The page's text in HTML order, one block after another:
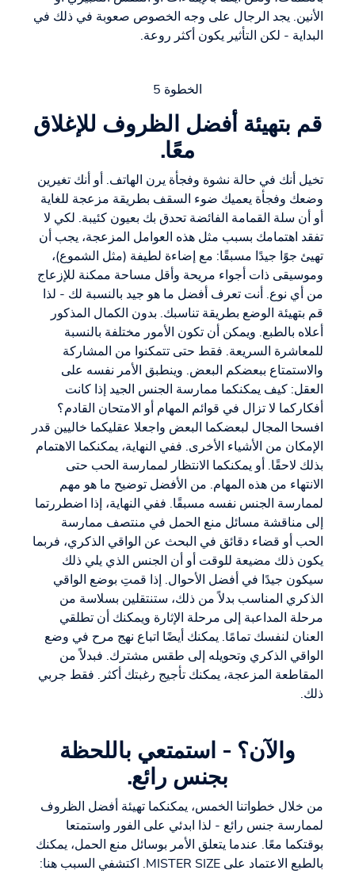
الأنين. يجد الرجال على وجه الخصوص صعوبة في ذلك في
البداية - لكن التأثير يكون أكثر روعة.
الخطوة 5
قم بتهيئة أفضل الظروف للإغلاق
معًا.
تخيل أنك في حالة نشوة وفجأة يرن الهاتف. أو أنك تغيرين
وضعك وفجأة يعميك ضوء السقف بطريقة مزعجة للغاية
أو أن سلة القمامة الفائضة تحدق بك بعيون كئيبة. لكي لا
تفقد اهتمامك بسبب مثل هذه العوامل المزعجة، يجب أن
تهيئ جوًا جيدًا مسبقًا: مع إضاءة لطيفة (مثل الشموع)،
وموسيقى ذات أجواء مريحة وأقل مساحة ممكنة للإزعاج
من أي نوع. أنت تعرف أفضل ما هو جيد بالنسبة لك - لذا
قم بتهيئة الوضع بطريقة تناسبك. بدون الكمال المذكور
أعلاه بالطبع. ويمكن أن تكون الأمور مختلفة بالنسبة
للمعاشرة السريعة. فقط حتى تتمكنوا من المشاركة
والاستمتاع ببعضكم البعض. وينطبق الأمر نفسه على
العقل: كيف يمكنكما ممارسة الجنس الجيد إذا كانت
أفكاركما لا تزال في قوائم المهام أو الامتحان القادم؟
افسحا المجال لبعضكما البعض واجعلا عقليكما خاليين قدر
الإمكان من الأشياء الأخرى. ففي النهاية، يمكنكما الاهتمام
بذلك لاحقًا. أو يمكنكما الانتظار لممارسة الحب حتى
الانتهاء من هذه المهام. من الأفضل توضيح ما هو مهم
لممارسة الجنس نفسه مسبقًا. ففي النهاية، إذا اضطررتما
إلى مناقشة مسائل منع الحمل في منتصف ممارسة
الحب أو قضاء دقائق في البحث عن الواقي الذكري، فربما
يكون ذلك مضيعة للوقت أو أن الجنس الذي يلي ذلك
سيكون جيدًا في أفضل الأحوال. إذا قمتِ بوضع الواقي
الذكري المناسب بدلاً من ذلك، ستنتقلين بسلاسة من
مرحلة المداعبة إلى مرحلة الإثارة ويمكنك أن تطلقي
العنان لنفسك تمامًا. يمكنك أيضًا اتباع نهج مرح في وضع
الواقي الذكري وتحويله إلى طقس مشترك. فبدلاً من
المقاطعة المزعجة، يمكنك تأجيج رغبتك أكثر. فقط جربي
ذلك.
والآن؟ - استمتعي باللحظة
بجنس رائع.
من خلال خطواتنا الخمس، يمكنكما تهيئة أفضل الظروف
لممارسة جنس رائع - لذا ابدئي على الفور واستمتعا
بوقتكما معًا. عندما يتعلق الأمر بوسائل منع الحمل، يمكنك
بالطبع الاعتماد على MISTER SIZE. اكتشفي السبب هنا: